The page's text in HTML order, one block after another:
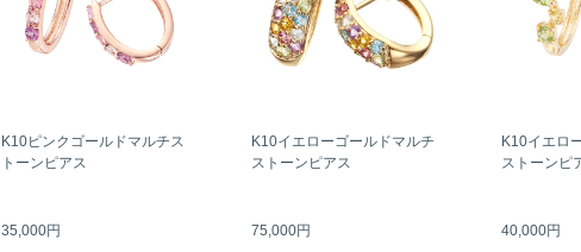
K10ピンクゴールドマルチス
トーンピアス
35,000円
K10イエローゴールドマルチ
ストーンピアス
75,000円
K10イエロ
ストーンピ
40,000円